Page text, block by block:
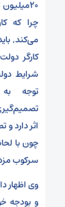
می‌کند,
کارگر
شرایط
توجه
اثر دارد
چون با
سرکوب
وی اظهار
و بودجه